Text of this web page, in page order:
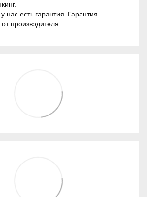
нас есть гарантия. Гарантия
производителя.